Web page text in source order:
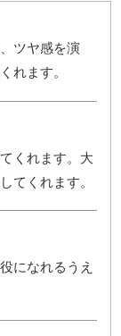
ツヤ感を演
れます。
くれます。大
てくれます。
になれるうえ